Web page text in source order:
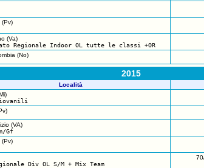
(Pv)
(Va)
Regionale Indoor OL tutte le classi +OR
(No)
2015
Località
(VA)
Gf
(Pv)
Div OL S/M + Mix Team